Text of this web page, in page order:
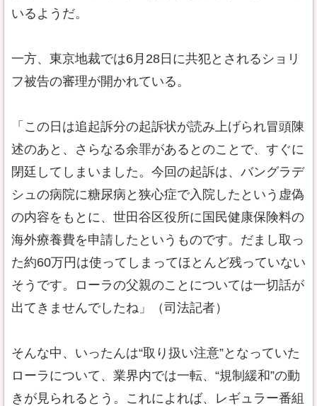
いるようだ。
一方、東京地裁では6月28日に共犯とされるショリ
フ被告の審理が開かれている。
「この日は追起訴分の起訴状が読み上げられ冒頭陳
述のあと、さらなる余罪があるとのことで、すぐに
閉廷してしまいました。今回の起訴は、バングラデ
シュの病院に糖尿病と狭心症で入院したという虚偽
の内容をもとに、世田谷区役所に国民健康保険料の
海外療養費を申請したというものです。だまし取っ
た約60万円は使ってしまってほとんど残っていない
そうです。ローラの父親のことについては一切話が
出てきませんでしたね」（司法記者）
そんな中、いったんは“取り扱い注意”となっていた
ローラについて、業界内では一転、“規制緩和”の動
きが見られるとう。これによれば、レギュラー番組